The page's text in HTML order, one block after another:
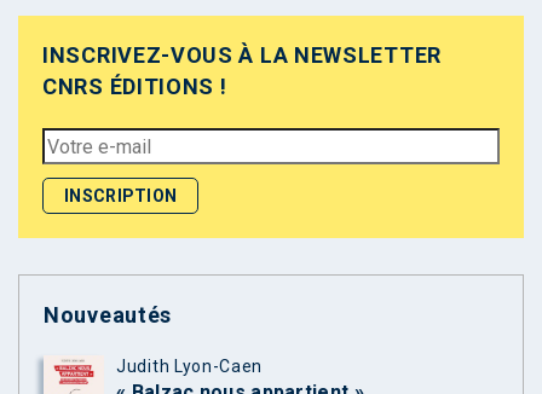
INSCRIVEZ-VOUS À LA NEWSLETTER
CNRS ÉDITIONS !
Nouveautés
Judith Lyon-Caen